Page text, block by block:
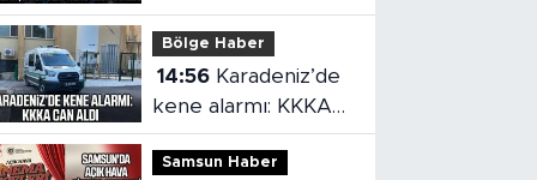
sürpriz kaleci
hamlesi
Bölge Haber
14:56
kene alarmı: KKKA
can aldı
Samsun Haber